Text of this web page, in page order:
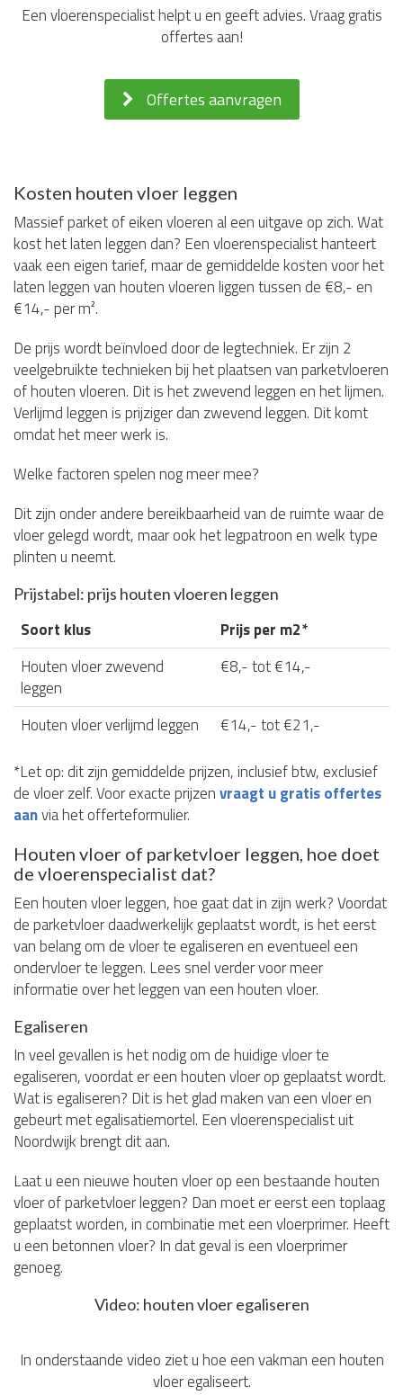
Een vloerenspecialist helpt u en geeft advies. Vraag gratis
offertes aan!
Offertes aanvragen
Kosten houten vloer leggen
Massief parket of eiken vloeren al een uitgave op zich. Wat
kost het laten leggen dan? Een vloerenspecialist hanteert
vaak een eigen tarief, maar de gemiddelde kosten voor het
laten leggen van houten vloeren liggen tussen de €8,- en
€14,- per m².
De prijs wordt beïnvloed door de legtechniek. Er zijn 2
veelgebruikte technieken bij het plaatsen van parketvloeren
of houten vloeren. Dit is het zwevend leggen en het lijmen.
Verlijmd leggen is prijziger dan zwevend leggen. Dit komt
omdat het meer werk is.
Welke factoren spelen nog meer mee?
Dit zijn onder andere bereikbaarheid van de ruimte waar de
vloer gelegd wordt, maar ook het legpatroon en welk type
plinten u neemt.
Prijstabel: prijs houten vloeren leggen
Soort klus
Prijs per m2*
Houten vloer zwevend
leggen
€8,- tot €14,-
Houten vloer verlijmd leggen
€14,- tot €21,-
*Let op: dit zijn gemiddelde prijzen, inclusief btw, exclusief
de vloer zelf. Voor exacte prijzenvraagt u gratis offertes
aanvia het offerteformulier.
Houten vloer of parketvloer leggen, hoe doet
de vloerenspecialist dat?
Een houten vloer leggen, hoe gaat dat in zijn werk? Voordat
de parketvloer daadwerkelijk geplaatst wordt, is het eerst
van belang om de vloer te egaliseren en eventueel een
ondervloer te leggen. Lees snel verder voor meer
informatie over het leggen van een houten vloer.
Egaliseren
In veel gevallen is het nodig om de huidige vloer te
egaliseren, voordat er een houten vloer op geplaatst wordt.
Wat is egaliseren? Dit is het glad maken van een vloer en
gebeurt met egalisatiemortel. Een vloerenspecialist uit
Noordwijk brengt dit aan.
Laat u een nieuwe houten vloer op een bestaande houten
vloer of parketvloer leggen? Dan moet er eerst een toplaag
geplaatst worden, in combinatie met een vloerprimer. Heeft
u een betonnen vloer? In dat geval is een vloerprimer
genoeg.
Video: houten vloer egaliseren
In onderstaande video ziet u hoe een vakman een houten
vloer egaliseert.